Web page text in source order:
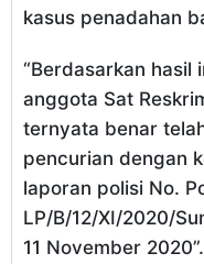
kasus penadahan
“Berdasarkan hasil
anggota Sat
ternyata benar
pencurian dengan
laporan polisi No.
LP/B/12/XI/2020/
11 November